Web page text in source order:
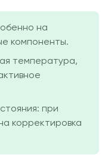
на
компоненты.
температура,
при
корректировка